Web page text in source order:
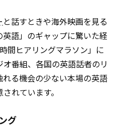
と話すときや海外映画を見る
語」のギャップに驚いた経
間ヒアリングマラソン」に
番組、各国の英語話者のリ
る機会の少ない本場の英語
れています。
グ